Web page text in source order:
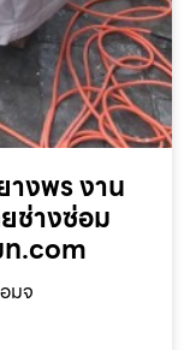
างพร งาน
ช่างซ่อม
ท.com
มจ